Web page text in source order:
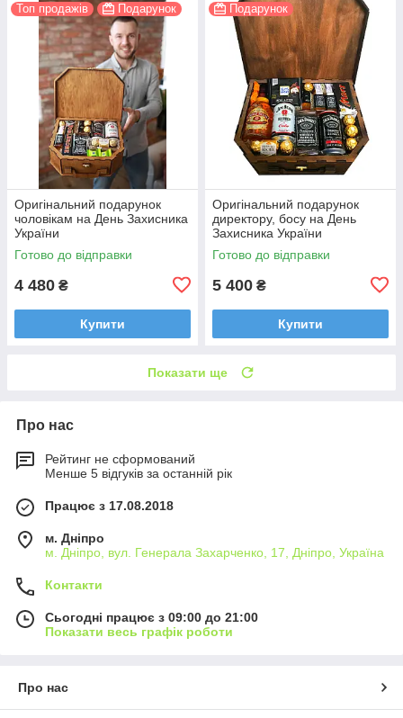
Топ продажів Подарунок
Оригінальний подарунок
чоловікам на День Захисника
України
Готово до відправки
4 480 ₴
Купити
Подарунок
Оригінальний подарунок
директору, босу на День
Захисника України
Готово до відправки
5 400 ₴
Купити
Показати ще
Про нас
Рейтинг не сформований
Менше 5 відгуків за останній рік
Працює з 17.08.2018
м. Дніпро
м. Дніпро, вул. Генерала Захарченко, 17, Дніпро, Україна
Контакти
Сьогодні працює з 09:00 до 21:00
Показати весь графік роботи
Про нас